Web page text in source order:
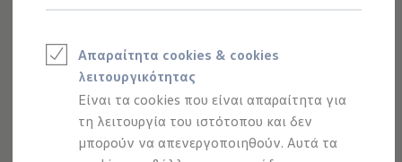
Απαραίτητα cookies & cookies
λειτουργικότητας
Είναι τα cookies που είναι απαραίτητα για
τη λειτουργία του ιστότοπου και δεν
μπορούν να απενεργοποιηθούν. Αυτά τα
Golf GTE
Νέο Tayron ehybrid
e-Tools για ηλεκτρικά αυτοκίνητα
Προσομοιωτής αυτονομίας
Προσομοιωτής χρόνου φόρτισης
Προσομοιωτής κόστους φόρτισης
ID. Ενημερώσεις λογισμικού
We Charge - Υπηρεσία Φόρτισης
επιτυγχάνεται με τον στοχευμένο διπλό ψεκασμό
καταλύτες SCR. Ένας ειδικός καταλύτης φραγής μετά το
σύστημα SCR εμποδίζει, επίσης, την πέρα του
επιτρεπόμενου εκπομπή αμμωνίας.